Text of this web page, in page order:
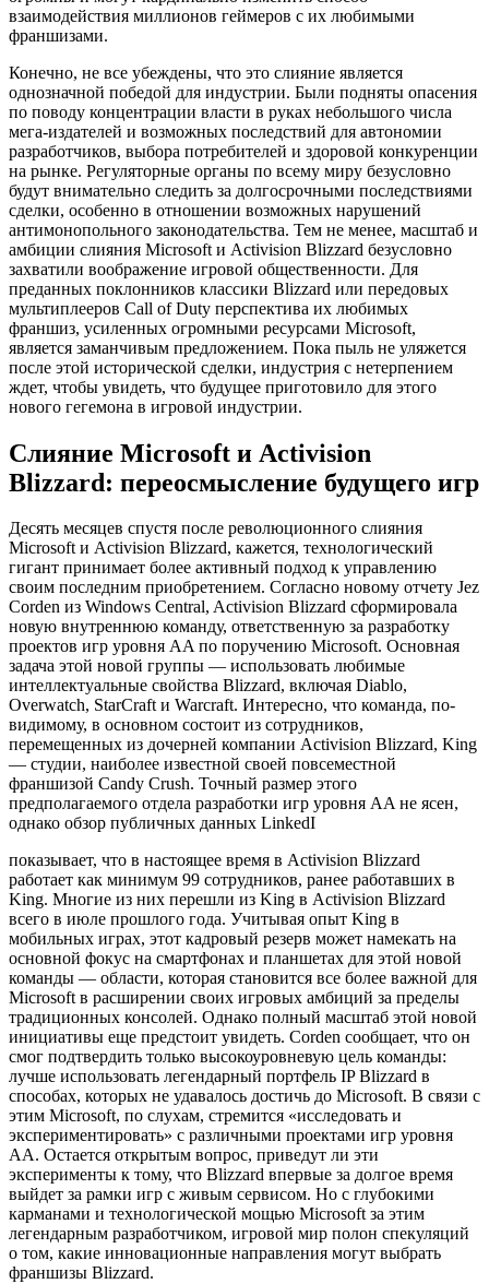
взаимодействия миллионов геймеров с их любимыми
франшизами.
Конечно, не все убеждены, что это слияние является
однозначной победой для индустрии. Были подняты опасения
по поводу концентрации власти в руках небольшого числа
мега-издателей и возможных последствий для автономии
разработчиков, выбора потребителей и здоровой конкуренции
на рынке. Регуляторные органы по всему миру безусловно
будут внимательно следить за долгосрочными последствиями
сделки, особенно в отношении возможных нарушений
антимонопольного законодательства. Тем не менее, масштаб и
амбиции слияния Microsoft и Activision Blizzard безусловно
захватили воображение игровой общественности. Для
преданных поклонников классики Blizzard или передовых
мультиплееров Call of Duty перспектива их любимых
франшиз, усиленных огромными ресурсами Microsoft,
является заманчивым предложением. Пока пыль не уляжется
после этой исторической сделки, индустрия с нетерпением
ждет, чтобы увидеть, что будущее приготовило для этого
нового гегемона в игровой индустрии.
Слияние Microsoft и Activision
Blizzard: переосмысление будущего игр
Десять месяцев спустя после революционного слияния
Microsoft и Activision Blizzard, кажется, технологический
гигант принимает более активный подход к управлению
своим последним приобретением. Согласно новому отчету Jez
Corden из Windows Central, Activision Blizzard сформировала
новую внутреннюю команду, ответственную за разработку
проектов игр уровня AA по поручению Microsoft. Основная
задача этой новой группы — использовать любимые
интеллектуальные свойства Blizzard, включая Diablo,
Overwatch, StarCraft и Warcraft. Интересно, что команда, по-
видимому, в основном состоит из сотрудников,
перемещенных из дочерней компании Activision Blizzard, King
— студии, наиболее известной своей повсеместной
франшизой Candy Crush. Точный размер этого
предполагаемого отдела разработки игр уровня AA не ясен,
однако обзор публичных данных LinkedI
показывает, что в настоящее время в Activision Blizzard
работает как минимум 99 сотрудников, ранее работавших в
King. Многие из них перешли из King в Activision Blizzard
всего в июле прошлого года. Учитывая опыт King в
мобильных играх, этот кадровый резерв может намекать на
основной фокус на смартфонах и планшетах для этой новой
команды — области, которая становится все более важной для
Microsoft в расширении своих игровых амбиций за пределы
традиционных консолей. Однако полный масштаб этой новой
инициативы еще предстоит увидеть. Corden сообщает, что он
смог подтвердить только высокоуровневую цель команды:
лучше использовать легендарный портфель IP Blizzard в
способах, которых не удавалось достичь до Microsoft. В связи с
этим Microsoft, по слухам, стремится «исследовать и
экспериментировать» с различными проектами игр уровня
AA. Остается открытым вопрос, приведут ли эти
эксперименты к тому, что Blizzard впервые за долгое время
выйдет за рамки игр с живым сервисом. Но с глубокими
карманами и технологической мощью Microsoft за этим
легендарным разработчиком, игровой мир полон спекуляций
о том, какие инновационные направления могут выбрать
франшизы Blizzard.